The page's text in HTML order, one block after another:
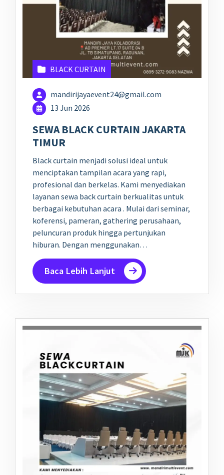
BLACK CURTAIN
mandirijayaevent24@gmail.com
13 Jun 2026
SEWA BLACK CURTAIN JAKARTA
TIMUR
Black curtain menjadi solusi ideal untuk
menciptakan tampilan acara yang rapi,
profesional dan berkelas. Kami menyediakan
layanan sewa back curtain berkualitas untuk
berbagai kebutuhan acara . Mulai dari seminar,
koferensi, pameran, gathering perusahaan,
peluncuran produk hingga pertunjukan
hiburan. Dengan menggunakan…
Baca Lebih Lanjut